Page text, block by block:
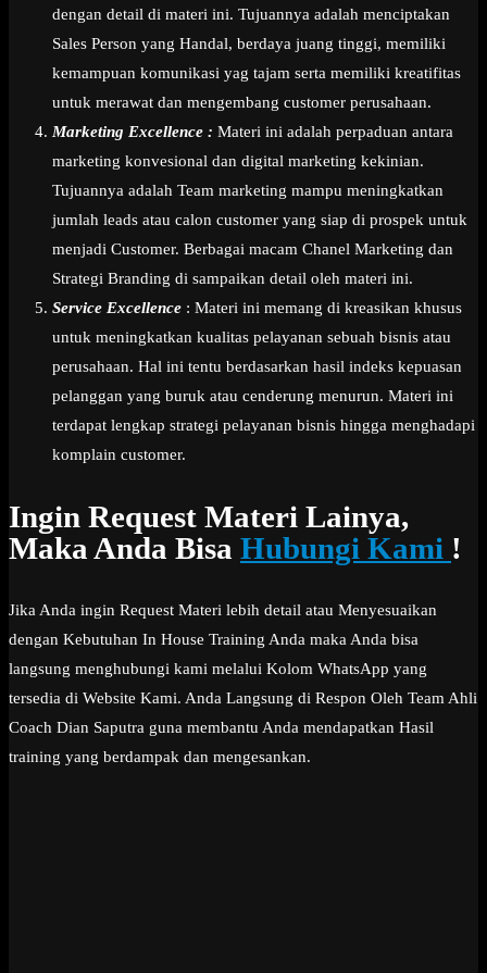
dengan detail di materi ini. Tujuannya adalah menciptakan
Sales Person yang Handal, berdaya juang tinggi, memiliki
kemampuan komunikasi yag tajam serta memiliki kreatifitas
untuk merawat dan mengembang customer perusahaan.
Marketing Excellence : Materi ini adalah perpaduan antara
marketing konvesional dan digital marketing kekinian.
Tujuannya adalah Team marketing mampu meningkatkan
jumlah leads atau calon customer yang siap di prospek untuk
menjadi Customer. Berbagai macam Chanel Marketing dan
Strategi Branding di sampaikan detail oleh materi ini.
Service Excellence : Materi ini memang di kreasikan khusus
untuk meningkatkan kualitas pelayanan sebuah bisnis atau
perusahaan. Hal ini tentu berdasarkan hasil indeks kepuasan
pelanggan yang buruk atau cenderung menurun. Materi ini
terdapat lengkap strategi pelayanan bisnis hingga menghadapi
komplain customer.
Ingin Request Materi Lainya,
Maka Anda Bisa Hubungi Kami !
Jika Anda ingin Request Materi lebih detail atau Menyesuaikan
dengan Kebutuhan In House Training Anda maka Anda bisa
langsung menghubungi kami melalui Kolom WhatsApp yang
tersedia di Website Kami. Anda Langsung di Respon Oleh Team Ahli
Coach Dian Saputra guna membantu Anda mendapatkan Hasil
training yang berdampak dan mengesankan.